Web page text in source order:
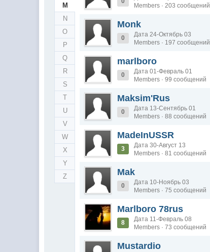
M
N
O
P
Q
R
S
T
U
V
W
X
Y
Z
Members · 203 сообщений
Monk
0
Дата 24-Октябрь 03
Members · 197 сообщений
marlboro
0
Дата 01-Февраль 01
Members · 99 сообщений
Maksim'Rus
0
Дата 13-Сентябрь 01
Members · 88 сообщений
MadeInUSSR
3
Дата 30-Август 13
Members · 81 сообщений
Mak
0
Дата 10-Ноябрь 03
Members · 75 сообщений
Marlboro 78rus
8
Дата 11-Февраль 08
Members · 73 сообщений
Mustardio